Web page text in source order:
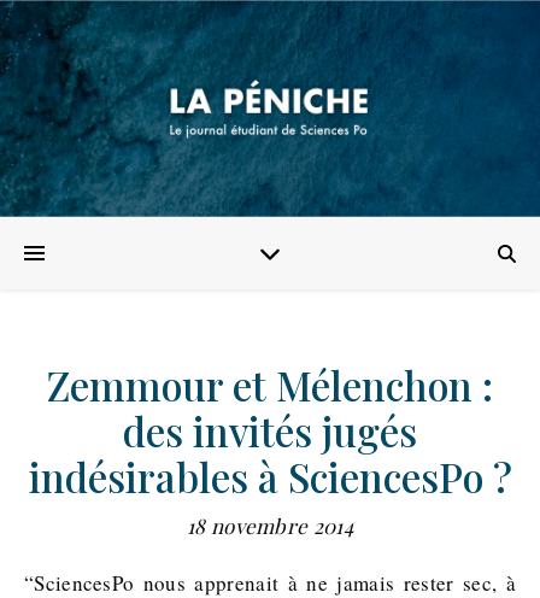
Zemmour et Mélenchon :
des invités jugés
indésirables à SciencesPo ?
18 novembre 2014
“SciencesPo nous apprenait à ne jamais rester sec, à